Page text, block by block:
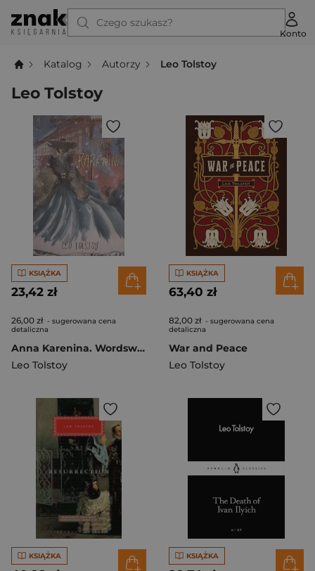
Czego szukasz?
Konto
Katalog Autorzy Leo Tolstoy
Leo Tolstoy
KSIĄŻKA
23,42 zł
26,00 zł - sugerowana cena
detaliczna
Anna Karenina. Wordsworth Classics wer. angielska
Leo Tolstoy
KSIĄŻKA
63,40 zł
82,00 zł - sugerowana cena
detaliczna
War and Peace
Leo Tolstoy
KSIĄŻKA KSIĄŻKA